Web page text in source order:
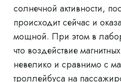
солнечной активности,
происходит сейчас и
мощной. При этом в
что воздействие
невелико и сравнимо с
троллейбуса на